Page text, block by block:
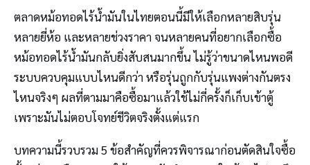
ตลาดหม้อทอดไร้น้ำมันในไทยตอนนี้มีให้เลือกหลายสิบรุ่น
หลายยี่ห้อ และหลายช่วงราคา จนหลายคนที่อยากเลือกซื้อ
หม้อทอดไร้น้ำมันกลับยิ่งสับสนมากขึ้น ไม่รู้ว่าขนาดไหนพอดี
ระบบควบคุมแบบไหนดีกว่า หรือรุ่นถูกกับรุ่นแพงต่างกันตรง
ไหนจริงๆ ผลที่ตามมาคือซื้อมาแล้วใช้ไม่กี่ครั้งก็เก็บเข้าตู้
เพราะมันไม่ตอบโจทย์ชีวิตจริงตั้งแต่แรก
บทความนี้รวบรวม 5 ข้อสำคัญที่ควรพิจารณาก่อนตัดสินใจซื้อ